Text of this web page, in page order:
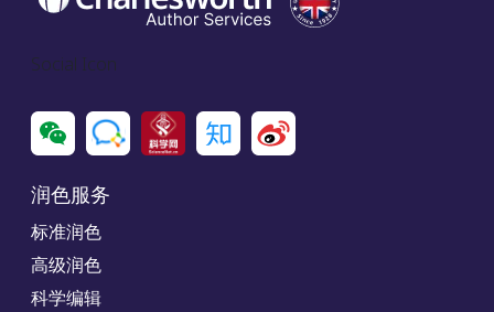
Social Icon
润色服务
标准润色
高级润色
科学编辑